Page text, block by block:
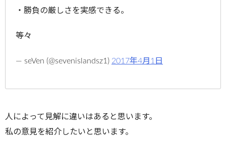
・勝負の厳しさを実感できる。
等々
— seVen (@sevenislandsz1) 2017年4月1日
人によって見解に違いはあると思います。
私の意見を紹介したいと思います。